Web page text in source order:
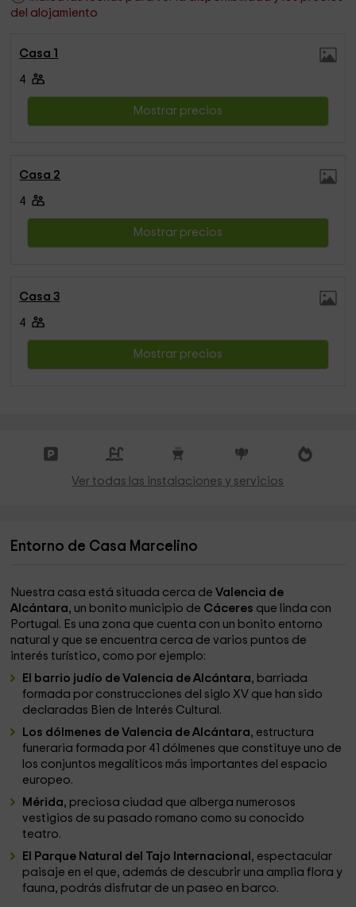
del alojamiento
Casa 1
4
Mostrar precios
Casa 2
4
Mostrar precios
Casa 3
4
Mostrar precios
Ver todas las instalaciones y servicios
Entorno de Casa Marcelino
Nuestra casa está situada cerca deValencia de
Alcántara, un bonito municipio de Cáceres que linda con
Portugal. Es una zona que cuenta con un bonito entorno
natural y que se encuentra cerca de varios puntos de
interés turístico, como por ejemplo:
El barrio judío de Valencia de Alcántara, barriada
formada por construcciones del siglo XV que han sido
declaradas Bien de Interés Cultural.
Los dólmenes de Valencia de Alcántara, estructura
funeraria formada por 41 dólmenes que constituye uno de
los conjuntos megalíticos más importantes del espacio
europeo.
Mérida, preciosa ciudad que alberga numerosos
vestigios de su pasado romano como su conocido
teatro.
El Parque Natural del Tajo Internacional , espectacular
paisaje en el que, además de descubrir una amplia flora y
fauna, podrás disfrutar de un paseo en barco.